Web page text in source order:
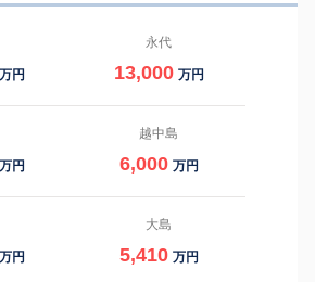
万円
永代
13,000 万円
万円
越中島
6,000 万円
万円
大島
5,410 万円